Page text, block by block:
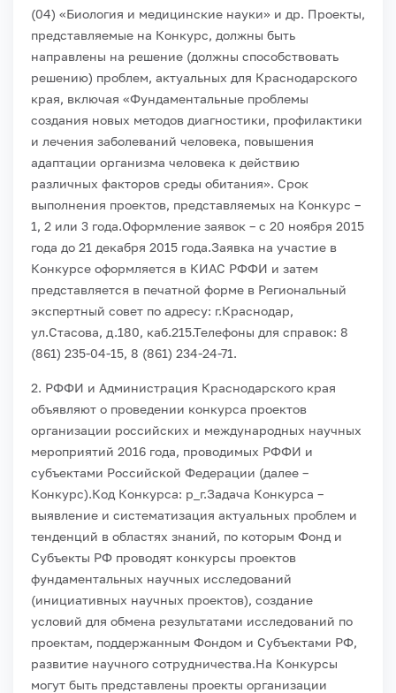
(04) «Биология и медицинские науки» и др. Проекты,
представляемые на Конкурс, должны быть
направлены на решение (должны способствовать
решению) проблем, актуальных для Краснодарского
края, включая «Фундаментальные проблемы
создания новых методов диагностики, профилактики
и лечения заболеваний человека, повышения
адаптации организма человека к действию
различных факторов среды обитания». Срок
выполнения проектов, представляемых на Конкурс –
1, 2 или 3 года.Оформление заявок – с 20 ноября 2015
года до 21 декабря 2015 года.Заявка на участие в
Конкурсе оформляется в КИАС РФФИ и затем
представляется в печатной форме в Региональный
экспертный совет по адресу: г.Краснодар,
ул.Стасова, д.180, каб.215.Телефоны для справок: 8
(861) 235-04-15, 8 (861) 234-24-71.
2. РФФИ и Администрация Краснодарского края
объявляют о проведении конкурса проектов
организации российских и международных научных
мероприятий 2016 года, проводимых РФФИ и
субъектами Российской Федерации (далее –
Конкурс).Код Конкурса: р_г.Задача Конкурса –
выявление и систематизация актуальных проблем и
тенденций в областях знаний, по которым Фонд и
Субъекты РФ проводят конкурсы проектов
фундаментальных научных исследований
(инициативных научных проектов), создание
условий для обмена результатами исследований по
проектам, поддержанным Фондом и Субъектами РФ,
развитие научного сотрудничества.На Конкурсы
могут быть представлены проекты организации